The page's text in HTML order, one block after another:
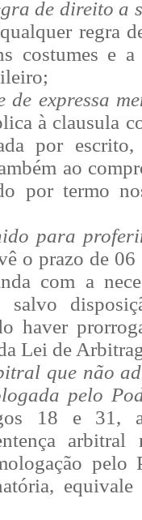
de direito a
regra
costumes e
de expressa
à clausula
por escrito,
ao
por termo
para
o prazo de 06
com a
salvo
haver
Lei de
que não
pelo
18 e 31,
pelo